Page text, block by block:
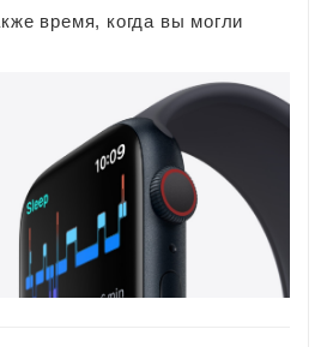
время, когда вы могли